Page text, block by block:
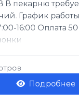
пекарню
График
16:00 Оплата
Подробнее